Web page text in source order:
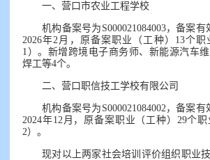
一、营口市农业工程学校
机构备案号为S000021084003，备案有
2026年2月，原备案职业（工种）13个
1）。新增跨境电子商务师、新能源汽车
焊工等4个。
二、营口职信技工学校有限公司
机构备案号为S000021084002，备案有
2024年12月，原备案职业（工种）29个
2）。
现对以上两家社会培训评价组织职业